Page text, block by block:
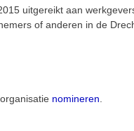
uitgereikt aan
of anderen in de
nomineren